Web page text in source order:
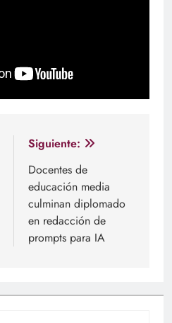
Siguiente:
Docentes de
educación media
culminan diplomado
en redacción de
prompts para IA